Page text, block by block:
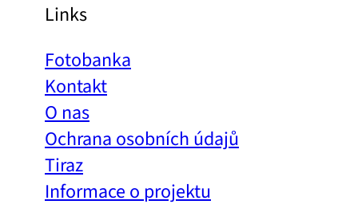
Links
Fotobanka
Kontakt
O nas
Ochrana osobních údajů
Tiraz
Informace o projektu